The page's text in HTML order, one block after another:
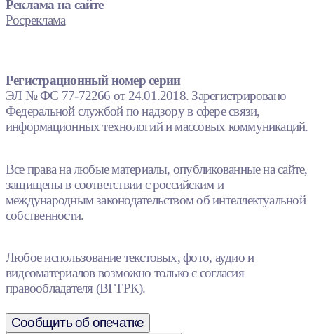
Реклама на сайте
Росреклама
Регистрационный номер серии
ЭЛ № ФС 77-72266 от 24.01.2018. Зарегистрировано
Федеральной службой по надзору в сфере связи,
информационных технологий и массовых коммуникаций.
Все права на любые материалы, опубликованные на сайте,
защищены в соответствии с российским и
международным законодательством об интеллектуальной
собственности.
Любое использование текстовых, фото, аудио и
видеоматериалов возможно только с согласия
правообладателя (ВГТРК).
Сообщить об опечатке